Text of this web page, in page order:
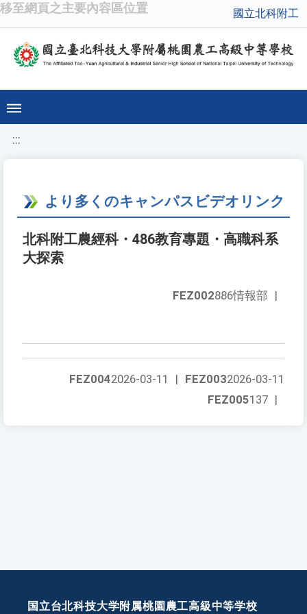
移至網頁之主要內容區位置 國立北科附工
:::
より多くのキャンパスビデオリンク
北科附工農經科・486教育專題・高職科系
大探索
FEZ002886情報部 |
FEZ0032026-03-11
FEZ0042026-03-11
|
FEZ005137 |
国立台北科技大学附属桃園農工高級中等学校